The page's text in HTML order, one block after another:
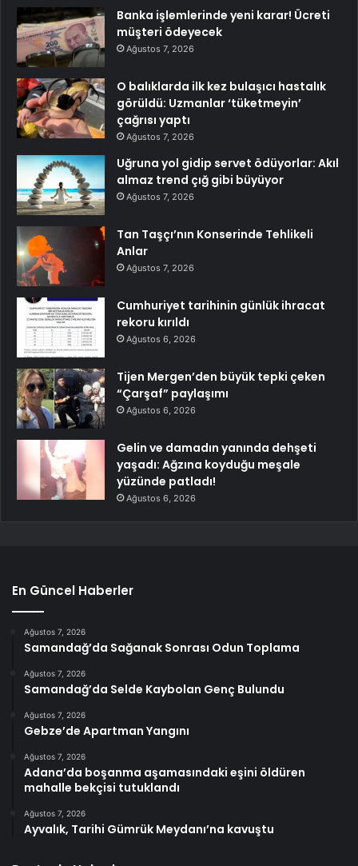
Banka işlemlerinde yeni karar! Ücreti
müşteri ödeyecek
Ağustos 7, 2026
O balıklarda ilk kez bulaşıcı hastalık
görüldü: Uzmanlar ‘tüketmeyin’
çağrısı yaptı
Ağustos 7, 2026
Uğruna yol gidip servet ödüyorlar: Akıl
almaz trend çığ gibi büyüyor
Ağustos 7, 2026
Tan Taşçı’nın Konserinde Tehlikeli
Anlar
Ağustos 7, 2026
Cumhuriyet tarihinin günlük ihracat
rekoru kırıldı
Ağustos 6, 2026
Tijen Mergen’den büyük tepki çeken
“Çarşaf” paylaşımı
Ağustos 6, 2026
Gelin ve damadın yanında dehşeti
yaşadı: Ağzına koyduğu meşale
yüzünde patladı!
Ağustos 6, 2026
En Güncel Haberler
Ağustos 7, 2026
Samandağ’da Sağanak Sonrası Odun Toplama
Ağustos 7, 2026
Samandağ’da Selde Kaybolan Genç Bulundu
Ağustos 7, 2026
Gebze’de Apartman Yangını
Ağustos 7, 2026
Adana’da boşanma aşamasındaki eşini öldüren
mahalle bekçisi tutuklandı
Ağustos 7, 2026
Ayvalık, Tarihi Gümrük Meydanı’na kavuştu